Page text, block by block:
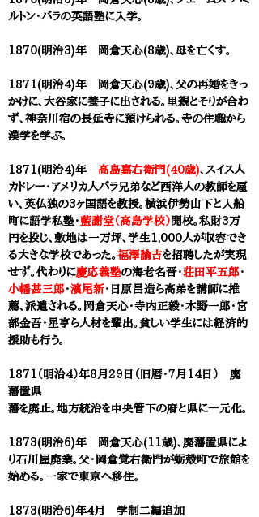
ルトン・バラの英語塾に入学。
1870(明治3)年 岡倉天心(8歳)、母を亡くす。
1871(明治4)年 岡倉天心(9歳)、父の再婚をきっ
かけに、大谷家に養子に出される。里親とそりが合わ
ず、神奈川宿の長延寺に預けられる。寺の住職から
漢学を学ぶ。
1871(明治4)年 高島嘉右衛門(40歳)、スイス人
カドレー・アメリカ人バラ兄弟など西洋人の教師を雇
い、英仏独の3ヶ国語を教授。横浜伊勢山下と入船
町に語学私塾・藍謝堂（高島学校） 開校。私財3万
円を投じ、敷地は一万坪、学生1,000人が収容でき
る大きな学校であった。 福澤諭吉を招聘したが実現
せず。代わりに慶応義塾の海老名晋・荘田平五郎・
小幡甚三郎・濱尾新・日原昌造ら高弟を講師に推
薦、派遣される。 岡倉天心・寺内正毅・本野一郎・宮
部金吾・星亨ら人材を輩出。貧しい学生には経済的
援助も行う。
1871（明治4）年8月29日（旧暦・7月14日） 廃
藩置県
藩を廃止。地方統治を中央管下の府と県に一元化。
1873(明治6)年 岡倉天心(11歳)、廃藩置県によ
り石川屋廃業。父・岡倉覚右衛門が蛎殻町で旅館を
始める。一家で東京へ移住。
1873(明治6)年4月 学制二編追加